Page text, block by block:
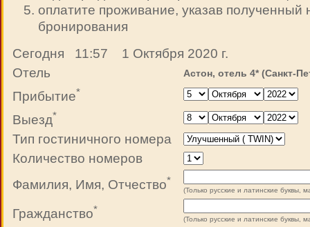
оплатите проживание, указав
бронирования
Сегодня 11:57 1 Октября 2020 г.
Отель
Астон, отель 4* (Санкт-
Прибытие*
Выезд*
Тип гостиничного номера
Количество номеров
Фамилия, Имя, Отчество*
(Только русские и латинские буквы,
Гражданство*
(Только русские и латинские буквы,